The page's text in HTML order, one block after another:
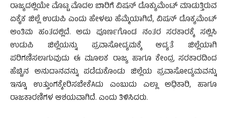
ರಾಜ್ಯದಲ್ಲಿಯೇ ಮೊಟ್ಟ ಮೊದಲ ಬಾರಿಗೆ ವಿಷನ್ ಡೊಕ್ಯುಮೆಂಟ್ ಮಾಡುತ್ತಿರುವ
ಏಕೈಕ ಜಿಲ್ಲೆ ಉಡುಪಿ ಎಂದು ಹೇಳಲು ಹೆಮ್ಮೆಯಾಗಿದೆ, ವಿಷನ್ ಡೊಕ್ಯಮೆಂಟ್
ಅಂತಿಮ ಹಂತದಲ್ಲಿದೆ. ಅದು ಪೂರ್ಣಗೊಂಡ ನಂತರ ಸರಕಾರಕ್ಕೆ ಸಲ್ಲಿಸಿ
ಉಡುಪಿ ಜಿಲ್ಲೆಯನ್ನು ಪ್ರವಾಸೋದ್ಯಮಕ್ಕೆ ಆದ್ಯತೆ ಜಿಲ್ಲೆಯಾಗಿ
ಪರಿಗಣಿಸಲಾಗುವುದು ಈ ಮೂಲಕ ರಾಜ್ಯ ಹಾಗೂ ಕೇಂದ್ರ ಸರಕಾರದಿಂದ
ಹೆಚ್ಚಿನ ಅನುದಾನವನ್ನು ಪಡೆದುಕೊಂಡು ಜಿಲ್ಲೆಯ ಪ್ರವಾಸೋದ್ಯಮವನ್ನು
ಇನ್ನೂ ಉತ್ತುಂಗಕ್ಕೇರಿಸಬೇಕೆAದು ಎಂಬುದು ಎಲ್ಲಾ ಅಧಿಕಾರಿ, ಹಾಗೂ
ರಾಜಕಾರಣಿಗಳ ಆಶಯವಾಗಿದೆ. ಎಂದು ತಿಳಿಸಿದರು.